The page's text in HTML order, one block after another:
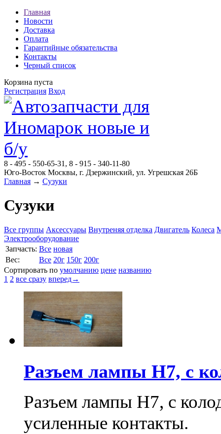
Главная
Новости
Доставка
Оплата
Гарантийные обязательства
Контакты
Черный список
Корзина пуста
Регистрация Вход
8 - 495 - 550-65-31, 8 - 915 - 340-11-80
Юго-Восток Москвы, г. Дзержинский, ул. Угрешская 26Б
Главная → Сузуки
Сузуки
Все группы Аксессуары Внутреняя отделка Двигатель Колеса
Электрооборудование
Запчасть: Все новая
Вес:
Все 20г 150г 200г
Сортировать по умолчанию цене названию
1 2 все сразу вперед→
Разъем лампы H7, с
Разъем лампы H7, с
усиленные контакты.